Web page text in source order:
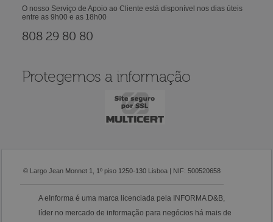
O nosso Serviço de Apoio ao Cliente está disponível nos dias úteis
entre as 9h00 e as 18h00
808 29 80 80
Protegemos a informação
© Largo Jean Monnet 1, 1º piso 1250-130 Lisboa | NIF: 500520658
A eInforma é uma marca licenciada pela INFORMA D&B,
líder no mercado de informação para negócios há mais de